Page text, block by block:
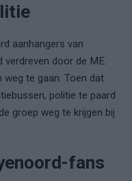
aanhangers van
verdreven door de ME.
weg te gaan. Toen dat
politie te paard
groep weg te krijgen bij
fans